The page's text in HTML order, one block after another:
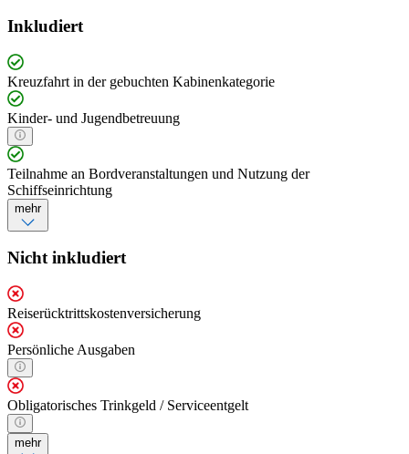
Inkludiert
Kreuzfahrt in der gebuchten Kabinenkategorie
Kinder- und Jugendbetreuung
Teilnahme an Bordveranstaltungen und Nutzung der
Schiffseinrichtung
mehr
Nicht inkludiert
Reiserücktrittskostenversicherung
Persönliche Ausgaben
Obligatorisches Trinkgeld / Serviceentgelt
mehr